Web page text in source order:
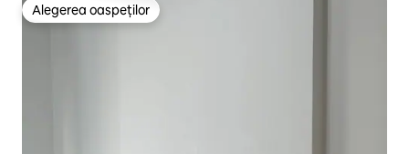
Alegerea oaspeților
Alegerea oaspeților